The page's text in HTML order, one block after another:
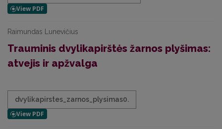
Raimundas Lunevičius
Trauminis dvylikapirštės žarnos plyšimas:
atvejis ir apžvalga
dvylikapirstes_zarnos_plysimas0.